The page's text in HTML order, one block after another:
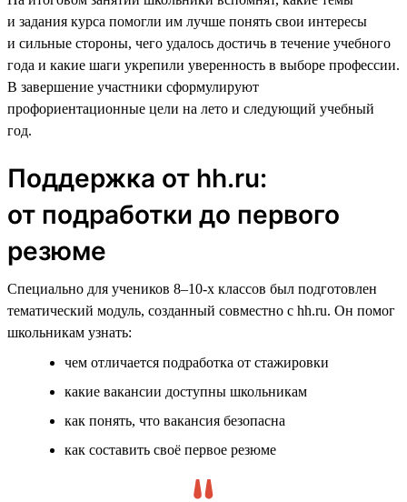
и задания курса помогли им лучше понять свои интересы
и сильные стороны, чего удалось достичь в течение учебного
года и какие шаги укрепили уверенность в выборе профессии.
В завершение участники сформулируют
профориентационные цели на лето и следующий учебный
год.
Поддержка от hh.ru:
от подработки до первого
резюме
Специально для учеников 8–10-х классов был подготовлен
тематический модуль, созданный совместно с hh.ru. Он помог
школьникам узнать:
чем отличается подработка от стажировки
какие вакансии доступны школьникам
как понять, что вакансия безопасна
как составить своё первое резюме